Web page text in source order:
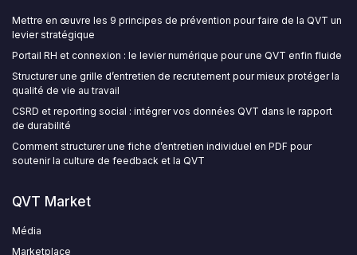
Mettre en œuvre les 9 principes de prévention pour faire de la QVT un
levier stratégique
Portail RH et connexion : le levier numérique pour une QVT enfin fluide
Structurer une grille d’entretien de recrutement pour mieux protéger la
qualité de vie au travail
CSRD et reporting social : intégrer vos données QVT dans le rapport
de durabilité
Comment structurer une fiche d’entretien individuel en PDF pour
soutenir la culture de feedback et la QVT
QVT Market
Média
Marketplace